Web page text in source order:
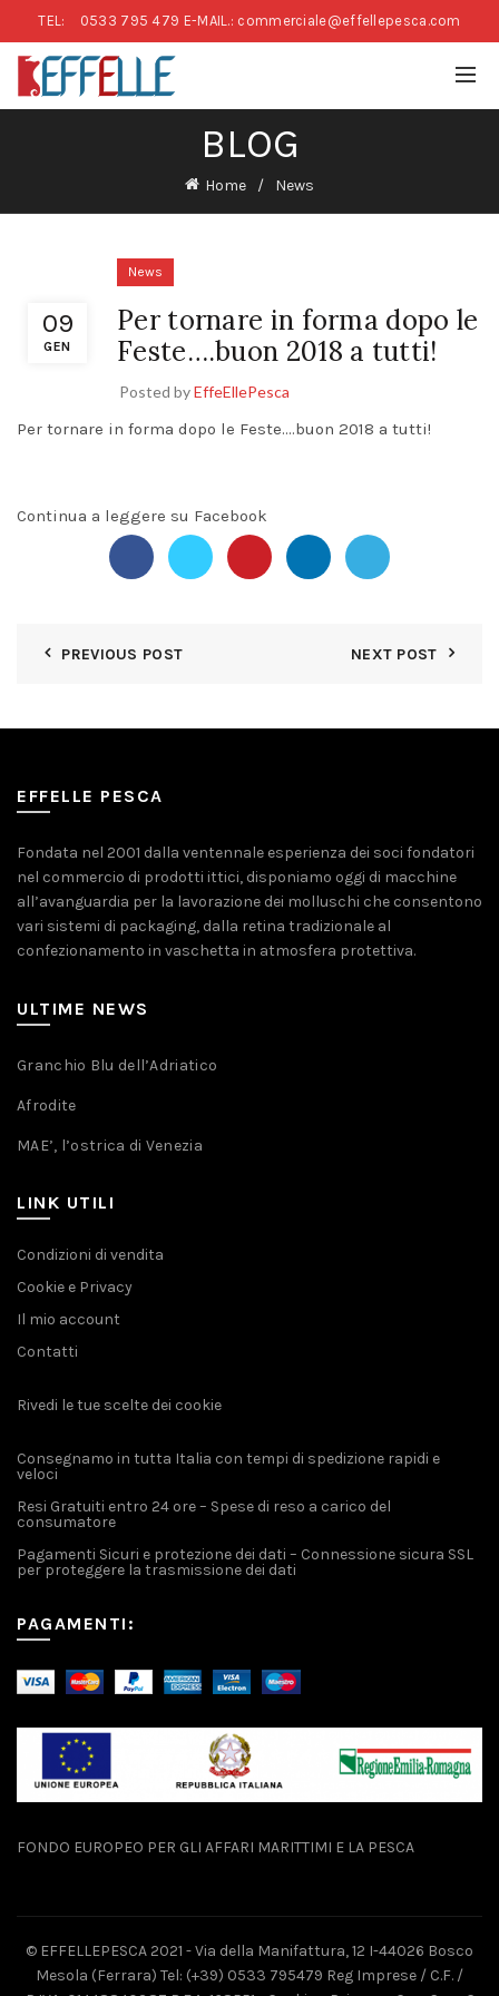
TEL: 0533 795 479 E-MAIL.: commerciale@effellepesca.com
BLOG
Home News
09
GEN
News
Per tornare in forma dopo le
Feste….buon 2018 a tutti!
Posted byEffeEllePesca
Per tornare in forma dopo le Feste….buon 2018 a tutti!
Continua a leggere su Facebook
PREVIOUS POST NEXT POST
EFFELLE PESCA
Fondata nel 2001 dalla ventennale esperienza dei soci fondatori
nel commercio di prodotti ittici, disponiamo oggi di macchine
all’avanguardia per la lavorazione dei molluschi che consentono
vari sistemi di packaging, dalla retina tradizionale al
confezionamento in vaschetta in atmosfera protettiva.
ULTIME NEWS
Granchio Blu dell’Adriatico
Afrodite
MAE’, l’ostrica di Venezia
LINK UTILI
Condizioni di vendita
Cookie e Privacy
Il mio account
Contatti
Rivedi le tue scelte dei cookie
Consegnamo in tutta Italia con tempi di spedizione rapidi e
veloci
Resi Gratuiti entro 24 ore – Spese di reso a carico del
consumatore
Pagamenti Sicuri e protezione dei dati – Connessione sicura SSL
per proteggere la trasmissione dei dati
PAGAMENTI:
FONDO EUROPEO PER GLI AFFARI MARITTIMI E LA PESCA
© EFFELLEPESCA 2021 - Via della Manifattura, 12 I-44026 Bosco
Mesola (Ferrara) Tel: (+39) 0533 795479 Reg Imprese / C.F. /